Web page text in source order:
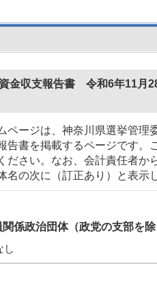
金収支報告書 令和6年11月
ページは、神奈川県選挙管理
告書を掲載するページです。
ださい。なお、会計責任者か
名の次に（訂正あり）と表示
関係政治団体（政党の支部
し